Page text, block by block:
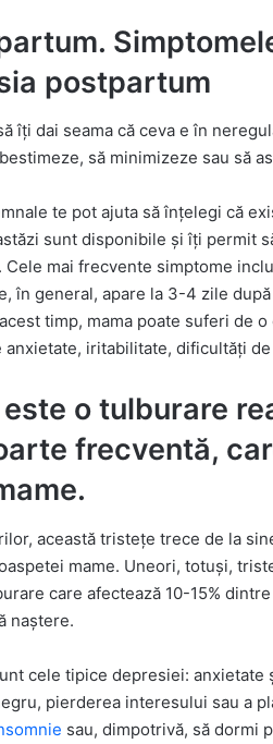
postpartum
îți dai seama că ceva e în
să minimizeze sau să
te pot ajuta să înțelegi că
sunt disponibile și îți permit
mai frecvente simptome
în general, apare la 3-4 zile
timp, mama poate suferi de
anxietate, iritabilitate, dificultăți
o tulburare
frecventă,
această tristețe trece de la
mame. Uneori, totuși,
care afectează 10-15%
naștere.
cele tipice depresiei:
pierderea interesului sau a
sau, dimpotrivă, să dormi